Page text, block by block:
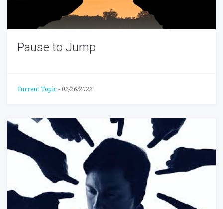
Pause to Jump
Current Topic - 02/26/2022